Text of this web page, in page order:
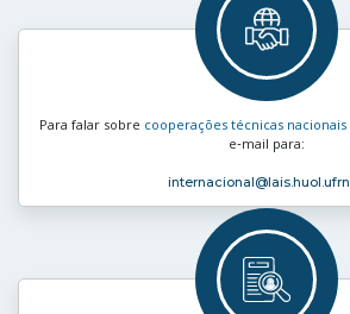
Para falar sobre cooperações técnicas
e‑mail para:
internacional